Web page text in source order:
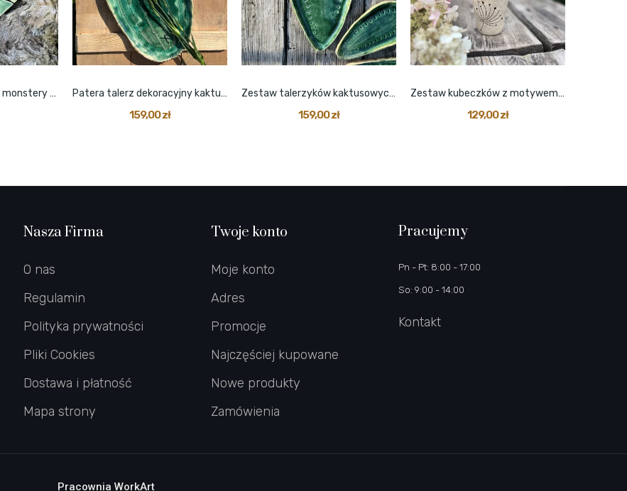
Podstawka serce liść monstery zielony błyszczący Patera talerz dekoracyjny kaktus z uszami duży
159,00 zł
Zestaw talerzyków kaktusowych mały i średni...
159,00 zł
Zestaw kubeczków z motywem dmuchawca 3 szt.
129,00 zł
Nasza Firma
O nas
Regulamin
Polityka prywatności
Pliki Cookies
Dostawa i płatność
Mapa strony
Twoje konto
Moje konto
Adres
Promocje
Najczęściej kupowane
Nowe produkty
Zamówienia
Pracujemy
Pn - Pt: 8:00 - 17:00
So: 9:00 - 14:00
Kontakt
Pracownia WorkArt